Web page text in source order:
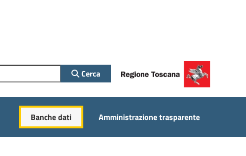
Cerca
Banche dati Amministrazione trasparente